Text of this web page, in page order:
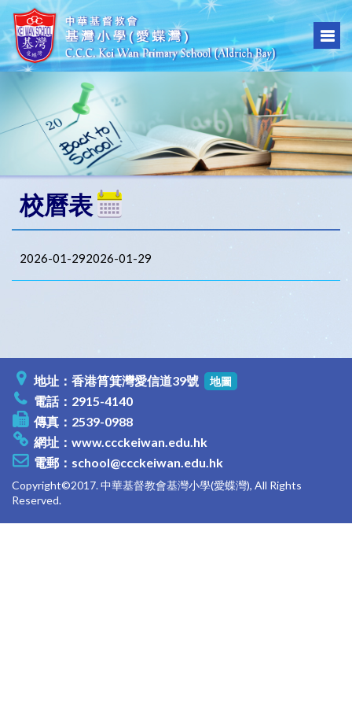
校曆表
2026-01-292026-01-29
地址：香港筲箕灣愛信道39號 地圖
電話：2915-4140
傳真：2539-0988
網址： www.ccckeiwan.edu.hk
電郵： school@ccckeiwan.edu.hk
Copyright©2017. 中華基督教會基灣小學(愛蝶灣), All Rights
Reserved.